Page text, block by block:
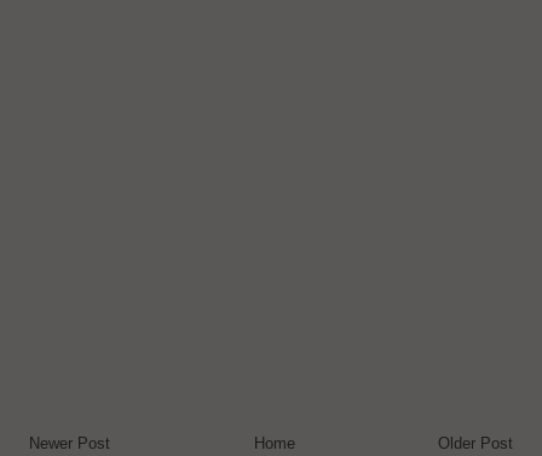
Newer Post Older Post
Home